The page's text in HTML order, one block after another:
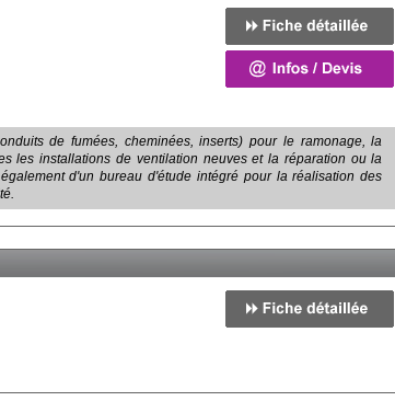
de fumées, cheminées, inserts) pour le ramonage, la
les installations de ventilation neuves et la réparation ou la
d'un bureau d'étude intégré pour la réalisation des